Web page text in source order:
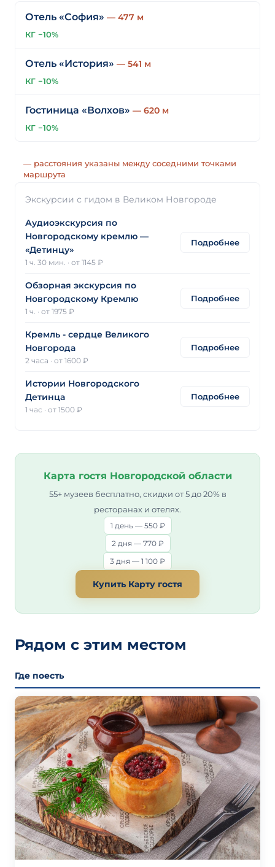
Отель «София» — 477 м
КГ −10%
Отель «История» — 541 м
КГ −10%
Гостиница «Волхов» — 620 м
КГ −10%
— расстояния указаны между соседними точками
маршрута
Экскурсии с гидом в Великом Новгороде
Аудиоэкскурсия по
Новгородскому кремлю —
«Детинцу»
1 ч. 30 мин. · от 1145 ₽
Подробнее
Обзорная экскурсия по
Новгородскому Кремлю
1 ч. · от 1975 ₽
Подробнее
Кремль - сердце Великого
Новгорода
2 часа · от 1600 ₽
Подробнее
Истории Новгородского
Детинца
1 час · от 1500 ₽
Подробнее
Карта гостя Новгородской области
55+ музеев бесплатно, скидки от 5 до 20% в
ресторанах и отелях.
1 день — 550 ₽
2 дня — 770 ₽
3 дня — 1 100 ₽
Купить Карту гостя
Рядом с этим местом
Где поесть